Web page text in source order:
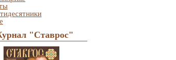
"Ставрос"